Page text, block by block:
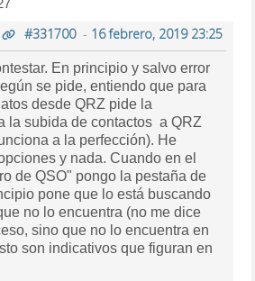
#331700- 16 febrero, 2019 23:25
En principio y salvo error
se pide, entiendo que para
desde QRZ pide la
la subida de contactos a QRZ
a la perfección). He
y nada. Cuando en el
de QSO" pongo la pestaña de
pone que lo está buscando
no lo encuentra (no me dice
sino que no lo encuentra en
son indicativos que figuran en